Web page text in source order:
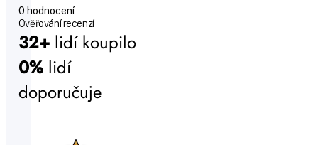
0 hodnocení
Ověřování recenzí
32+ lidí koupilo
0% lidí
doporučuje